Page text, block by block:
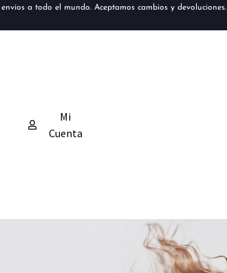
a todo el mundo. Aceptamos cambios y devoluciones.
Mi
Cuenta